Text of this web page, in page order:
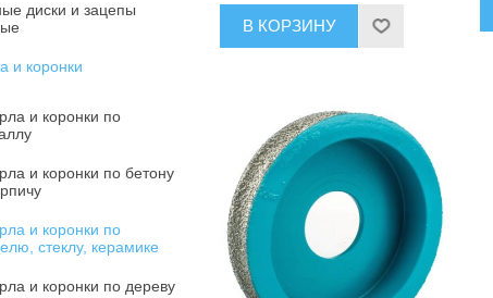
диски и зацепы
и коронки
и коронки по
и коронки по бетону
и коронки по
стеклу, керамике
и коронки по дереву
В КОРЗИНУ